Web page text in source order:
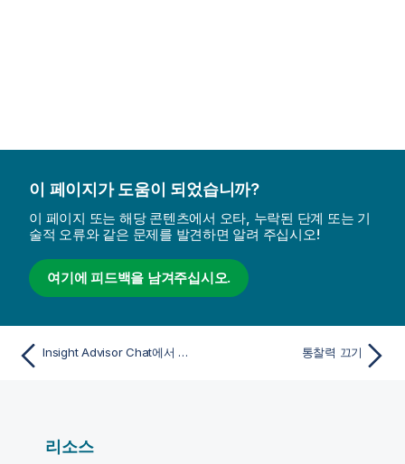
이 페이지가 도움이 되었습니까?
이 페이지 또는 해당 콘텐츠에서 오타, 누락된 단계 또는 기
술적 오류와 같은 문제를 발견하면 알려 주십시오!
여기에 피드백을 남겨주십시오.
Insight Advisor Chat에서 앱 사용 가능 통찰력 끄기
리소스